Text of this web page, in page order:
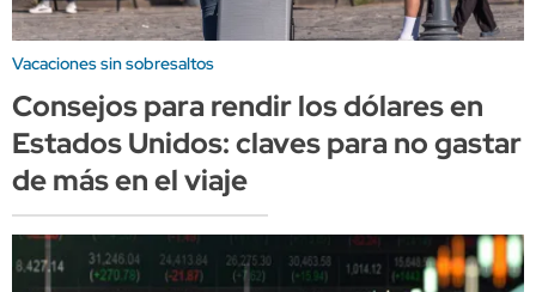
Vacaciones sin sobresaltos
Consejos para rendir los dólares en
Estados Unidos: claves para no gastar
de más en el viaje